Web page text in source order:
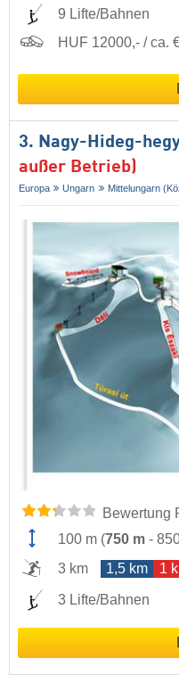
9 Lifte/Bahnen
HUF 12000,- / ca.
3. Nagy-Hideg-
außer Betrieb)
Europa Ungarn Mittelungarn
Bewertung
100 m (750 m -
3 km
1,5 km 1
3 Lifte/Bahnen